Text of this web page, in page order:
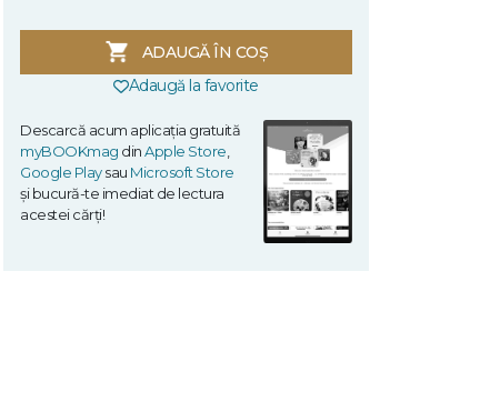
ADAUGĂ ÎN COȘ
Adaugă la favorite
Descarcă acum aplicația gratuită
myBOOKmag dinApple Store
Google Playsau Microsoft Store
și bucură-te imediat de lectura
acestei cărți!